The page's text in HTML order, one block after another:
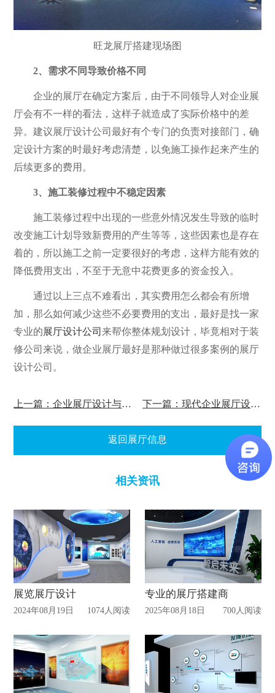
旺龙展厅搭建现场图
2、需求不同导致价格不同
企业的展厅在确定方案后，由于不同领导人对企业展
厅会有不一样的看法，这样子就造成了实际价格中的差
异。建议展厅设计公司最好有个专门的负责对接部门，确
定设计方案的时最好考虑清楚，以免施工操作起来产生的
后续更多的费用。
3、施工装修过程中不稳定因素
施工装修过程中出现的一些意外情况发生导致的临时
改变施工计划导致新费用的产生等等，这些因素也是存在
着的，所以施工之前一定要很好的考虑，这样方能有效的
降低费用支出，不至于无意中花费更多的资金投入。
通过以上三点不难看出，其实费用怎么都会有所增
加，那么如何减少这些不必要费用的支出，最好是找一家
专业的展厅设计公司来帮你整体规划设计，毕竟相对于装
修公司来说，做企业展厅最好是那种做过很多案例的展厅
设计公司。
上一篇：企业展厅设计与色彩搭配 下一篇：现代企业展厅设计有哪些特点
返回展厅信息
相关资讯
展览展厅设计
2024年08月19日 1074人阅读
专业的展厅搭建商
2025年08月18日 700人阅读